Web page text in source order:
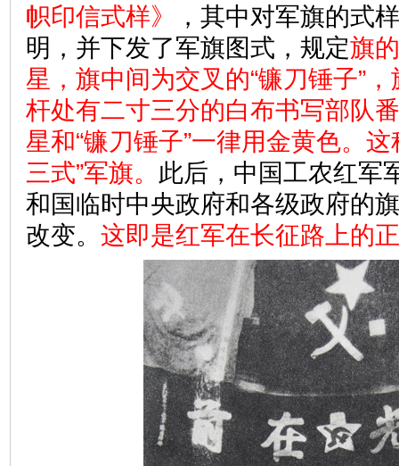
帜印信式样》
，其中对军旗的式
明，并下发了军旗图式，规定旗
星，旗中间为交叉的“镰刀锤子”
杆处有二寸三分的白布书写部队
星和“镰刀锤子”一律用金黄色。
三式”军旗。 此后，中国工农红军
和国临时中央政府和各级政府的
改变。 这即是红军在长征路上的